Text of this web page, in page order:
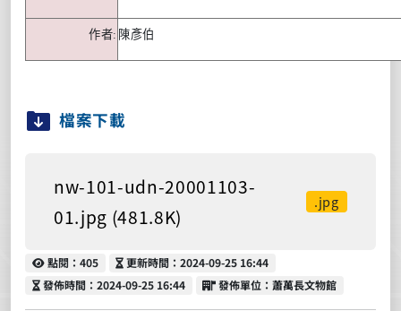
作者: 陳彥伯
檔案下載
nw-101-udn-20001103-
01.jpg (481.8K)
.jpg
點閱
點閱：405 更新時間
更新時間：2024-09-25 16:44
發佈時間
發佈時間：2024-09-25 16:44 發佈單位
發佈單位：蕭萬長文物館